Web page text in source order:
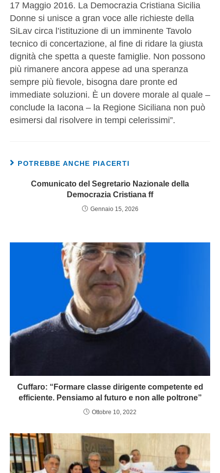
17 Maggio 2016. La Democrazia Cristiana Sicilia
Donne si unisce a gran voce alle richieste della
SiLav circa l’istituzione di un imminente Tavolo
tecnico di concertazione, al fine di ridare la giusta
dignità che spetta a queste famiglie. Non possono
più rimanere ancora appese ad una speranza
sempre più fievole, bisogna dare pronte ed
immediate soluzioni. È un dovere morale al quale –
conclude la Iacona – la Regione Siciliana non può
esimersi dal risolvere in tempi celerissimi”.
POTREBBE ANCHE PIACERTI
Comunicato del Segretario Nazionale della
Democrazia Cristiana ff
Gennaio 15, 2026
Cuffaro: “Formare classe dirigente competente ed
efficiente. Pensiamo al futuro e non alle poltrone”
Ottobre 10, 2022